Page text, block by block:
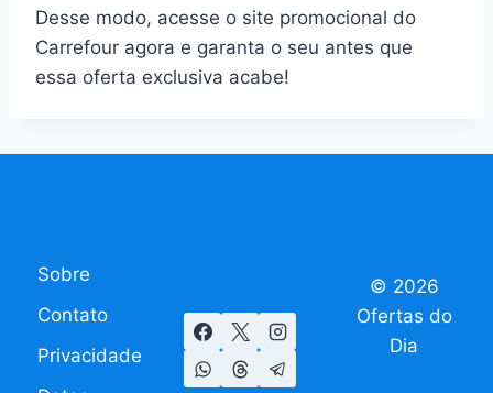
Desse modo, acesse o site promocional do
Carrefour agora e garanta o seu antes que
essa oferta exclusiva acabe!
Sobre
Contato
Privacidade
© 2026
Ofertas do
Dia